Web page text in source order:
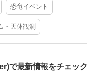
恐竜イベント
・天体観測
で最新情報をチェック